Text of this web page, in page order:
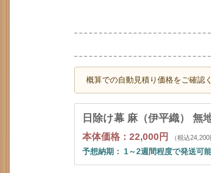
概算での自動見積り価格をご確認
日除け幕 麻（伊平織） 無
本体価格：22,000円 （税込24,200
予想納期： 1～2週間程度で発送可